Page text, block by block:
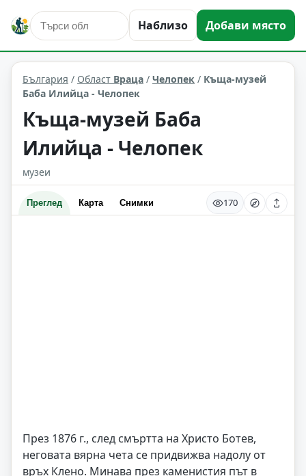
Наблизо Добави място
култура и изкуство Челопек Област: Враца
България / Област Враца / Челопек / Къща-музей
Баба Илийца - Челопек
Къща-музей Баба
Илийца - Челопек
музеи
Преглед Карта Снимки 170
През 1876 г., след смъртта на Христо Ботев,
неговата вярна чета се придвижва надолу от
връх Клено. Минава през каменистия път в